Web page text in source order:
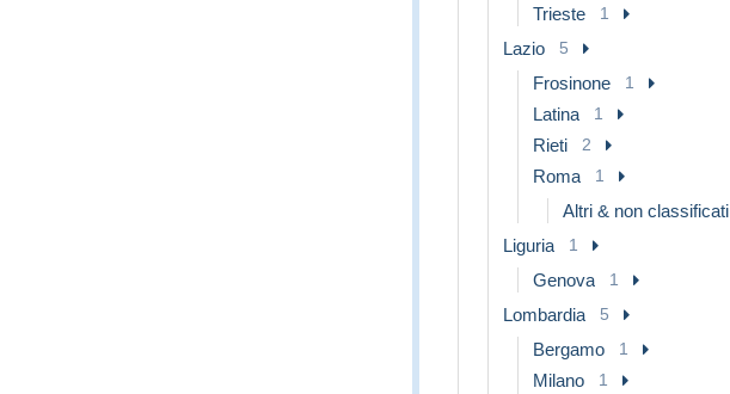
Trieste 1
Lazio 5
Frosinone 1
Latina 1
Rieti 2
Roma 1
Altri & non classificati
Liguria 1
Genova 1
Lombardia 5
Bergamo 1
Milano 1